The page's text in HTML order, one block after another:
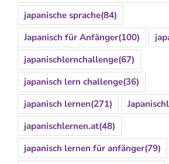
japanische sprache(84)
Japanisch für Anfänger(100)
japanischlernchallenge(67)
japanisch lern challenge(36)
japanisch lernen(271)
japanischlernen.at(48)
japanisch lernen für anfänger(79)